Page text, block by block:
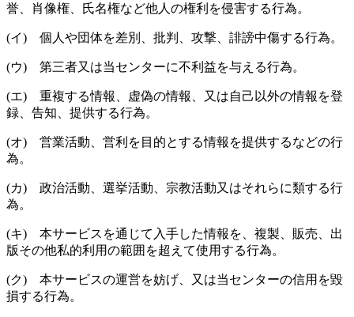
誉、肖像権、氏名権など他人の権利を侵害する行為。
(イ) 個人や団体を差別、批判、攻撃、誹謗中傷する行為。
(ウ) 第三者又は当センターに不利益を与える行為。
(エ) 重複する情報、虚偽の情報、又は自己以外の情報を登
録、告知、提供する行為。
(オ) 営業活動、営利を目的とする情報を提供するなどの行
為。
(カ) 政治活動、選挙活動、宗教活動又はそれらに類する行
為。
(キ) 本サービスを通じて入手した情報を、複製、販売、出
版その他私的利用の範囲を超えて使用する行為。
(ク) 本サービスの運営を妨げ、又は当センターの信用を毀
損する行為。